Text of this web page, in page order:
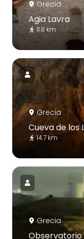
Grecia
Agia Lavra
11.8 km
Grecia
Cueva de los
14.7 km
Grecia
Observatorio